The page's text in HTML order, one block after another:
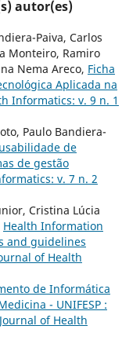
autor(es)
Paiva, Carlos
Monteiro, Ramiro
Nema Areco, Ficha
Aplicada na
Informatics: v. 9 n. 1
Paulo Bandiera-
de
de gestão
v. 7 n. 2
Cristina Lúcia
Health Information
and guidelines
of Health
de Informática
- UNIFESP :
Journal of Health